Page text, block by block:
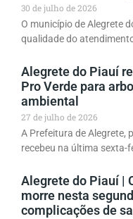
30 de julho de 2026
O município de Alegrete
qualidade do
Alegrete do Piauí
Pro Verde para
ambiental
27 de julho de 2026
A Prefeitura de Alegrete,
recebeu na última sexta-
Alegrete do Piauí |
morre nesta
complicações de